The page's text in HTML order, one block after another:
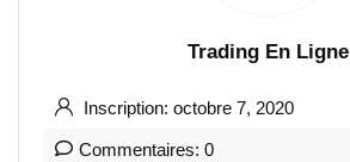
Trading En Ligne
Inscription: octobre 7, 2020
Commentaires: 0